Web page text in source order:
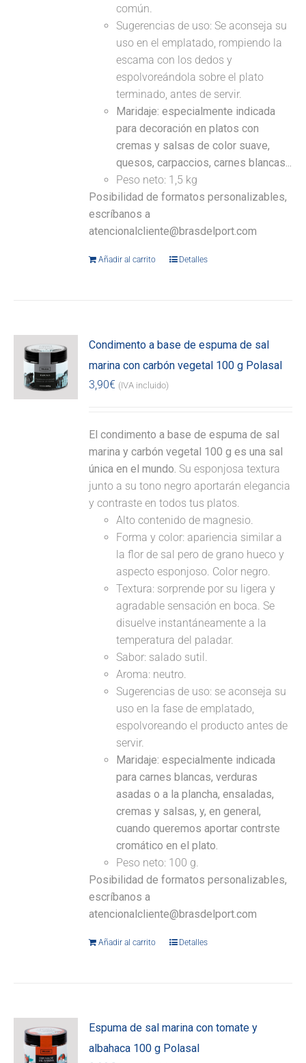
común.
Sugerencias de uso: Se aconseja su
uso en el emplatado, rompiendo la
escama con los dedos y
espolvoreándola sobre el plato
terminado, antes de servir.
Maridaje: especialmente indicada
para decoración en platos con
cremas y salsas de color suave,
quesos, carpaccios, carnes blancas...
Peso neto: 1,5 kg
Posibilidad de formatos personalizables,
escríbanos a
atencionalcliente@brasdelport.com
Añadir al carrito Detalles
Condimento a base de espuma de sal
marina con carbón vegetal 100 g Polasal
3,90€ (IVA incluido)
El condimento a base de espuma de sal
marina y carbón vegetal 100 g es una sal
única en el mundo. Su esponjosa textura
junto a su tono negro aportarán elegancia
y contraste en todos tus platos.
Alto contenido de magnesio.
Forma y color: apariencia similar a
la flor de sal pero de grano hueco y
aspecto esponjoso. Color negro.
Textura: sorprende por su ligera y
agradable sensación en boca. Se
disuelve instantáneamente a la
temperatura del paladar.
Sabor: salado sutil.
Aroma: neutro.
Sugerencias de uso: se aconseja su
uso en la fase de emplatado,
espolvoreando el producto antes de
servir.
Maridaje: especialmente indicada
para carnes blancas, verduras
asadas o a la plancha, ensaladas,
cremas y salsas, y, en general,
cuando queremos aportar contrste
cromático en el plato.
Peso neto: 100 g.
Posibilidad de formatos personalizables,
escríbanos a
atencionalcliente@brasdelport.com
Añadir al carrito Detalles
Espuma de sal marina con tomate y
albahaca 100 g Polasal